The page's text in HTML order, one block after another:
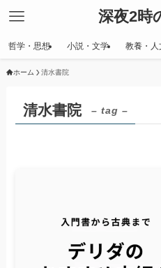
深夜2時
哲学・思想 小説・文学 教養・人
ホーム 清水書院
清水書院 – tag –